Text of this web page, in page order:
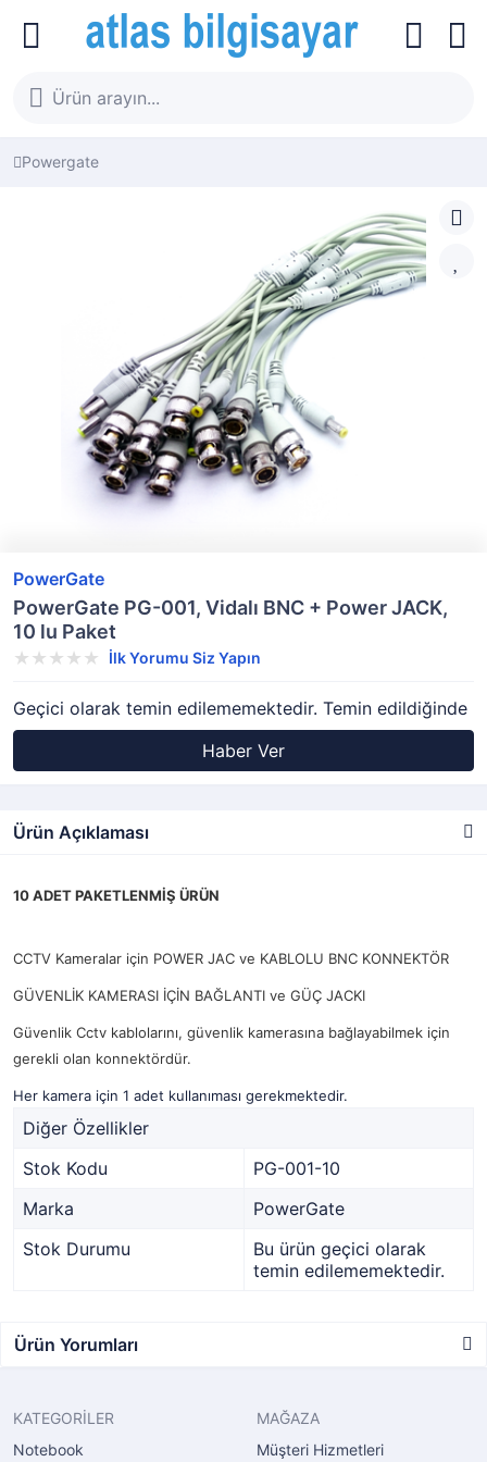
Powergate
PowerGate
PowerGate PG-001, Vidalı BNC + Power JACK,
10 lu Paket
İlk Yorumu Siz Yapın
Geçici olarak temin edilememektedir. Temin edildiğinde
Haber Ver
Ürün Açıklaması
10 ADET PAKETLENMİŞ ÜRÜN
CCTV Kameralar için POWER JAC ve KABLOLU BNC KONNEKTÖR
GÜVENLİK KAMERASI İÇİN BAĞLANTI ve GÜÇ JACKI
Güvenlik Cctv kablolarını, güvenlik kamerasına bağlayabilmek için
gerekli olan konnektördür.
Her kamera için 1 adet kullanıması gerekmektedir.
Diğer Özellikler
Stok Kodu
PG-001-10
Marka
PowerGate
Stok Durumu
Bu ürün geçici olarak
temin edilememektedir.
Ürün Yorumları
KATEGORİLER
Notebook
MAĞAZA
Müşteri Hizmetleri